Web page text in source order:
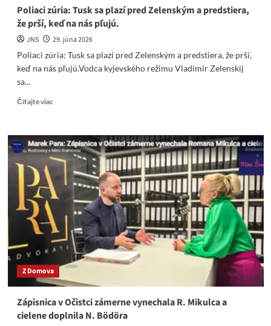
Poliaci zúria: Tusk sa plazí pred Zelenským a predstiera,
že prší, keď na nás pľujú.
JNS
29. júna 2026
Poliaci zúria: Tusk sa plazí pred Zelenským a predstiera, že prší,
keď na nás pľujú.Vodca kyjevského režimu Vladimir Zelenskij
sa...
Čítajte viacRead
Poliaci
zúria:
Tusk
plazí
pred
Zelenským
a
predstiera,
že
prší,
na
nás
Z Domova
Zápisnica v Očistci zámerne vynechala R. Mikulca a
cielene doplnila N. Bödöra